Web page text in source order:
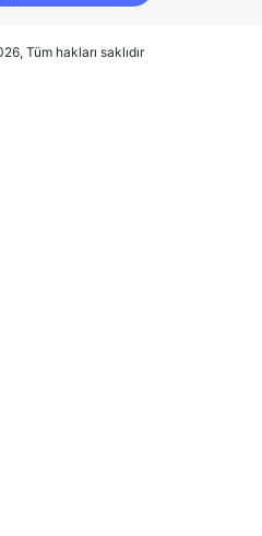
Tüm hakları saklıdır